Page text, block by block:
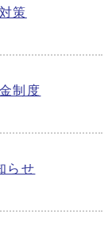
策
制度
らせ